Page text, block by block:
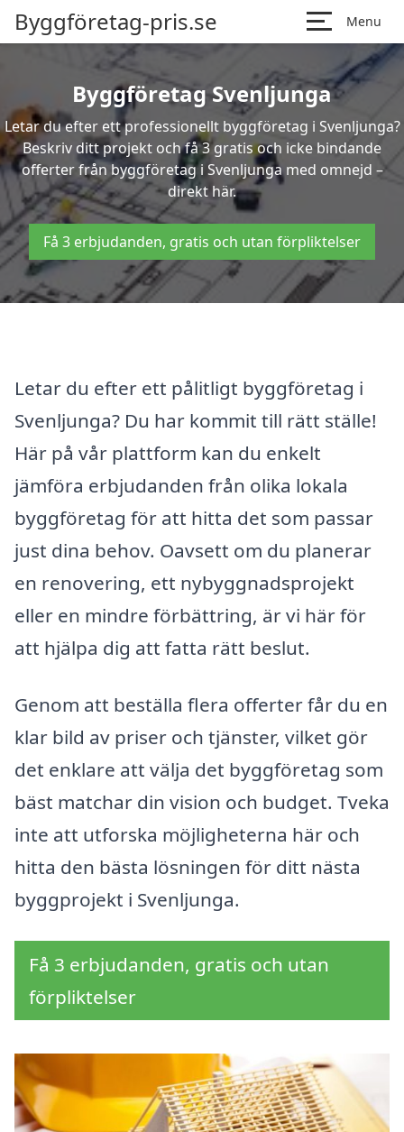
Byggföretag-pris.se Menu
Byggföretag Svenljunga
Letar du efter ett professionellt byggföretag i Svenljunga?
Beskriv ditt projekt och få 3 gratis och icke bindande
offerter från byggföretag i Svenljunga med omnejd –
direkt här.
Få 3 erbjudanden, gratis och utan förpliktelser
Letar du efter ett pålitligt byggföretag i
Svenljunga? Du har kommit till rätt ställe!
Här på vår plattform kan du enkelt
jämföra erbjudanden från olika lokala
byggföretag för att hitta det som passar
just dina behov. Oavsett om du planerar
en renovering, ett nybyggnadsprojekt
eller en mindre förbättring, är vi här för
att hjälpa dig att fatta rätt beslut.
Genom att beställa flera offerter får du en
klar bild av priser och tjänster, vilket gör
det enklare att välja det byggföretag som
bäst matchar din vision och budget. Tveka
inte att utforska möjligheterna här och
hitta den bästa lösningen för ditt nästa
byggprojekt i Svenljunga.
Få 3 erbjudanden, gratis och utan
förpliktelser